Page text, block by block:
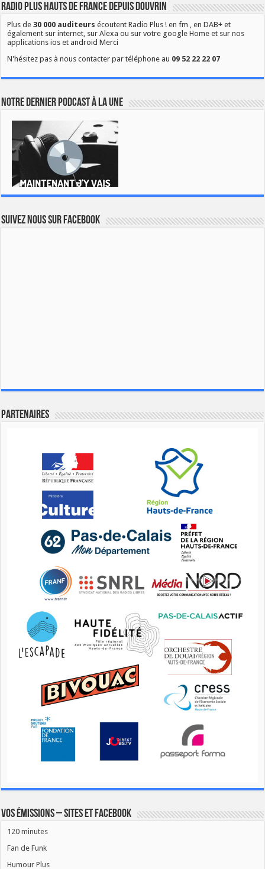
Radio Plus Hauts de France depuis Douvrin
Plus de30 000 auditeurs écoutent Radio Plus ! en fm , en DAB+ et
également sur internet, sur Alexa ou sur votre google Home et sur nos
applications ios et android Merci
N'hésitez pas à nous contacter par téléphone au 09 52 22 22 07
Notre dernier podcast à la une
Suivez nous sur Facebook
Partenaires
Vos émissions – Sites et Facebook
120 minutes
Fan de Funk
Humour Plus